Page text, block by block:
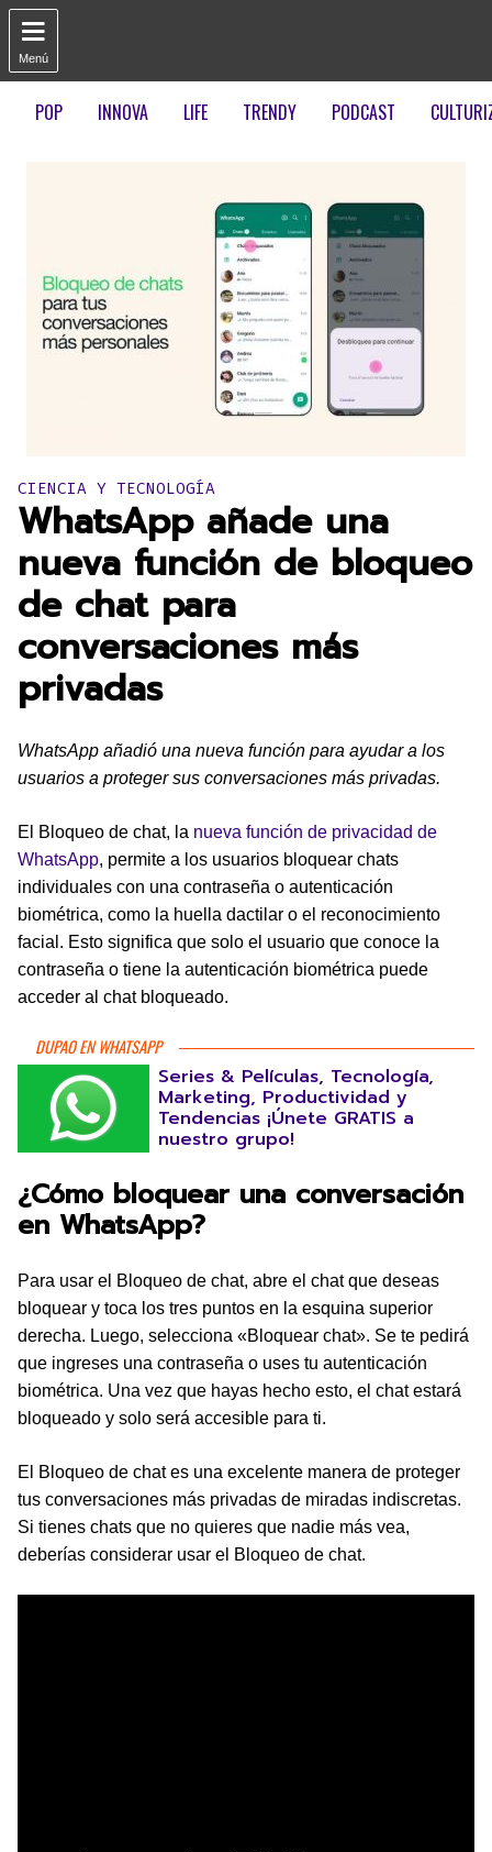

Menú
POP INNOVA LIFE TRENDY PODCAST
Publicado en:
CIENCIA Y TECNOLOGÍA
WhatsApp añade una
nueva función de bloqueo
de chat para
conversaciones más
privadas
WhatsApp añadió una nueva función para ayudar a los
usuarios a proteger sus conversaciones más privadas.
El Bloqueo de chat, la nueva función de privacidad de
WhatsApp, permite a los usuarios bloquear chats
individuales con una contraseña o autenticación
biométrica, como la huella dactilar o el reconocimiento
facial. Esto significa que solo el usuario que conoce la
contraseña o tiene la autenticación biométrica puede
acceder al chat bloqueado.
DUPAO EN WHATSAPP
Series & Películas, Tecnología,
Marketing, Productividad y
Tendencias ¡Únete GRATIS a
nuestro grupo!
¿Cómo bloquear una conversación
en WhatsApp?
Para usar el Bloqueo de chat, abre el chat que deseas
bloquear y toca los tres puntos en la esquina superior
derecha. Luego, selecciona «Bloquear chat». Se te pedirá
que ingreses una contraseña o uses tu autenticación
biométrica. Una vez que hayas hecho esto, el chat estará
bloqueado y solo será accesible para ti.
El Bloqueo de chat es una excelente manera de proteger
tus conversaciones más privadas de miradas indiscretas.
Si tienes chats que no quieres que nadie más vea,
deberías considerar usar el Bloqueo de chat.